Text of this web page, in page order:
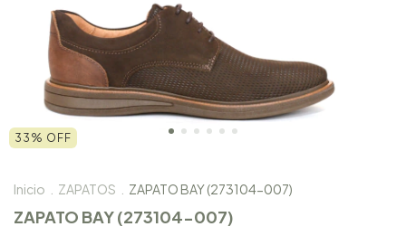
33 % OFF
Inicio ZAPATOS ZAPATO BAY (273104-007)
ZAPATO BAY (273104-007)